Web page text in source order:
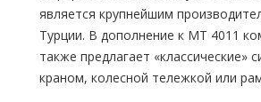
является крупнейшим
Турции. В дополнение к MT 4011
также предлагает «классические»
краном, колесной тележкой или